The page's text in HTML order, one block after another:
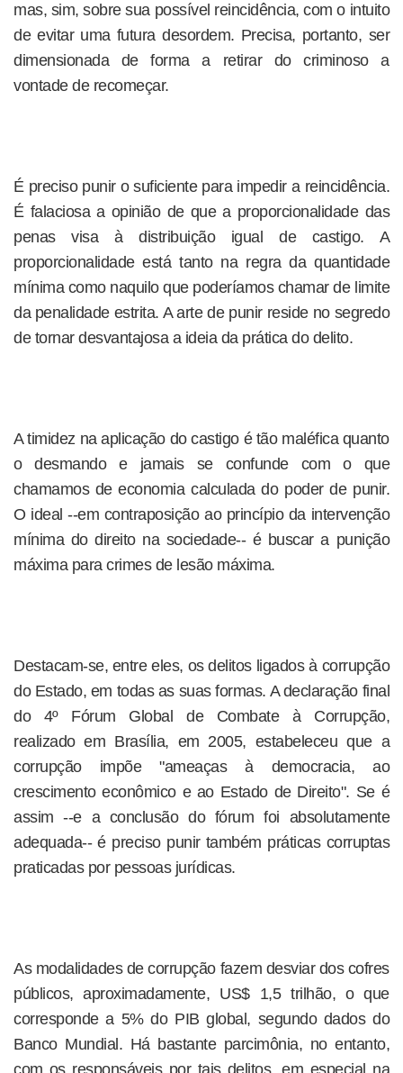
mas, sim, sobre sua possível reincidência, com o intuito
de evitar uma futura desordem. Precisa, portanto, ser
dimensionada de forma a retirar do criminoso a
vontade de recomeçar.
É preciso punir o suficiente para impedir a reincidência.
É falaciosa a opinião de que a proporcionalidade das
penas visa à distribuição igual de castigo. A
proporcionalidade está tanto na regra da quantidade
mínima como naquilo que poderíamos chamar de limite
da penalidade estrita. A arte de punir reside no segredo
de tornar desvantajosa a ideia da prática do delito.
A timidez na aplicação do castigo é tão maléfica quanto
o desmando e jamais se confunde com o que
chamamos de economia calculada do poder de punir.
O ideal --em contraposição ao princípio da intervenção
mínima do direito na sociedade-- é buscar a punição
máxima para crimes de lesão máxima.
Destacam-se, entre eles, os delitos ligados à corrupção
do Estado, em todas as suas formas. A declaração final
do 4º Fórum Global de Combate à Corrupção,
realizado em Brasília, em 2005, estabeleceu que a
corrupção impõe "ameaças à democracia, ao
crescimento econômico e ao Estado de Direito". Se é
assim --e a conclusão do fórum foi absolutamente
adequada-- é preciso punir também práticas corruptas
praticadas por pessoas jurídicas.
As modalidades de corrupção fazem desviar dos cofres
públicos, aproximadamente, US$ 1,5 trilhão, o que
corresponde a 5% do PIB global, segundo dados do
Banco Mundial. Há bastante parcimônia, no entanto,
com os responsáveis por tais delitos, em especial na